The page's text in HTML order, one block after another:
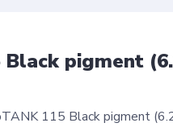
Black pigment